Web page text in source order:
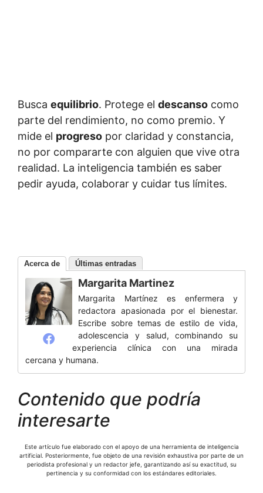
Busca equilibrio. Protege el descanso como
parte del rendimiento, no como premio. Y
mide el progreso por claridad y constancia,
no por compararte con alguien que vive otra
realidad. La inteligencia también es saber
pedir ayuda, colaborar y cuidar tus límites.
Acerca de Últimas entradas
Margarita Martinez
Margarita Martínez es enfermera y
redactora apasionada por el bienestar.
Escribe sobre temas de estilo de vida,
adolescencia y salud, combinando su
experiencia clínica con una mirada
cercana y humana.
Contenido que podría
interesarte
Este artículo fue elaborado con el apoyo de una herramienta de inteligencia
artificial. Posteriormente, fue objeto de una revisión exhaustiva por parte de un
periodista profesional y un redactor jefe, garantizando así su exactitud, su
pertinencia y su conformidad con los estándares editoriales.